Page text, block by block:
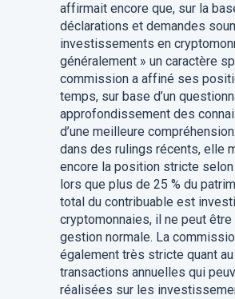
affirmait encore que, sur la
déclarations et demandes
investissements en
généralement » un caractère
commission a affiné ses
temps, sur base d’un
approfondissement des
d’une meilleure
dans des rulings récents, elle
encore la position stricte
lors que plus de 25 % du
total du contribuable est
cryptomonnaies, il ne peut
gestion normale. La
également très stricte quant
transactions annuelles qui
réalisées sur les